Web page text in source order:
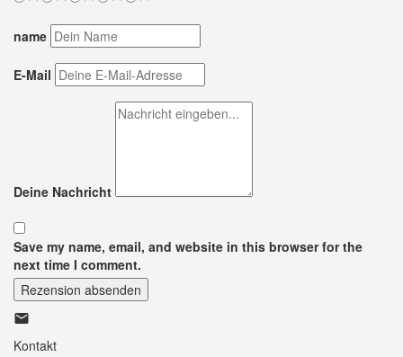
name
E-Mail
Deine Nachricht
Save my name, email, and website in this browser for the
next time I comment.
Rezension absenden
Kontakt